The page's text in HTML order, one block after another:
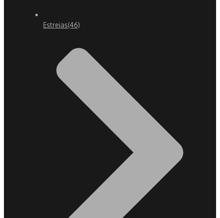
Estreias(46)